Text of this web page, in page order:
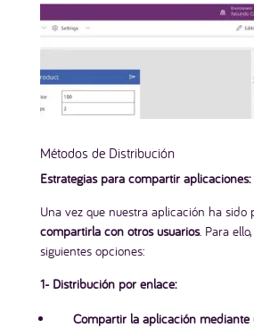
Métodos de Distribución
Estrategias para compartir aplicaciones:
Una vez que nuestra aplicación ha sido
compartirla con otros usuarios. Para
siguientes opciones:
1- Distribución por enlace:
Compartir la aplicación mediante